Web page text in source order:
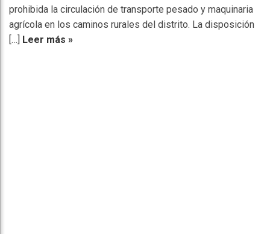
prohibida la circulación de transporte pesado y maquinaria
agrícola en los caminos rurales del distrito. La disposición
[…] Leer más »